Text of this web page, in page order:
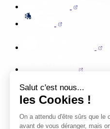
Salut c'est nous...
les Cookies !
On a attendu d'être sûrs que le
avant de vous déranger, mais